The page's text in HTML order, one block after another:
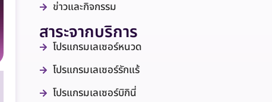
ข่าวและกิจกรรม
สาระจากบริการ
โปรแกรมเลเซอร์หนวด
โปรแกรมเลเซอร์รักแร้
โปรแกรมเลเซอร์บิกินี่